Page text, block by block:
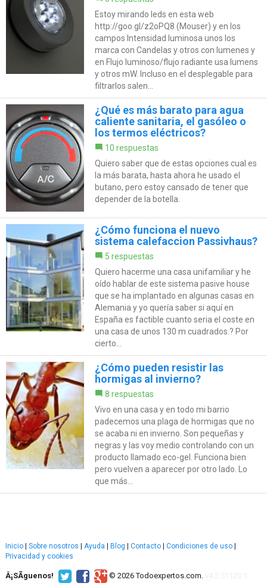
Estoy mirando leds en esta web
http://goo.gl/z2oPQ8 (Mouser) y en los
campos Intensidad luminosa unos los
marca con Candelas y otros con lumenes y
en Flujo luminoso/flujo radiante usa lumens
y otros mW. Incluso en el desplegable para
filtrarlos salen...
¿Qué es más barato para agua
caliente sanitaria, el gasóleo o
los termos eléctricos?
10 respuestas
Quiero saber que de estas opciones cual es
la más barata, hasta ahora he usado el
butano, pero estoy cansado de tener que
depender de la botella.
¿Cómo funciona el nuevo
sistema calefaccion Passivhaus?
5 respuestas
Quiero hacerme una casa unifamiliar y he
oído hablar de este sistema pasive house
que se ha implantado en algunas casas en
Alemania y yo quería saber si aquí en
España es factible cuanto seria el coste en
una casa de unos 130 m cuadrados.? Por
cierto...
¿Cómo pueden resistir las
hormigas al invierno?
8 respuestas
Vivo en una casa y en todo mi barrio
padecemos una plaga de hormigas que no
se acaba ni en invierno. Son pequeñas y
negras y las voy medio controlando con un
producto llamado eco-gel. Funciona bien
pero vuelven a aparecer por otro lado. Lo
que más...
Inicio Sobre nosotros Ayuda Blog Contacto Condiciones de uso
Privacidad y cookies
Â¡SÃ­guenos! © 2026 Todoexpertos.com.